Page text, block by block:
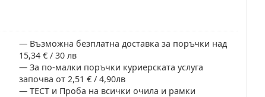
Възможна безплатна доставка за поръчки над
15,34 € / 30 лв
За по-малки поръчки куриерската услуга
започва от 2,51 € / 4,90лв
ТЕСТ и Проба на всички очила и рамки